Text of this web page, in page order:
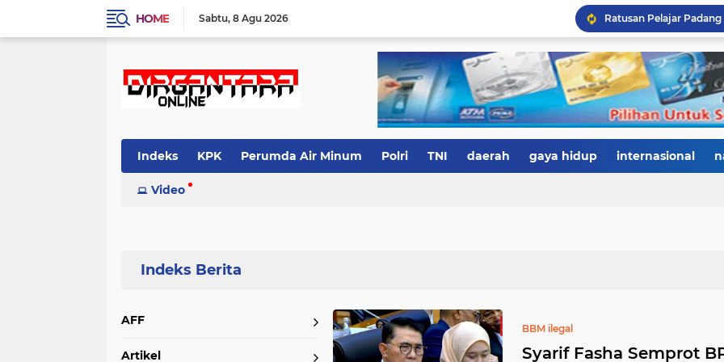
HOME Sabtu 8 Agu 2026
Indeks KPK Perumda Air Minum Polri TNI daerah gaya hidup internasional
Video
AFF
Artikel
BBM ilegal
Syarif Fasha Semprot